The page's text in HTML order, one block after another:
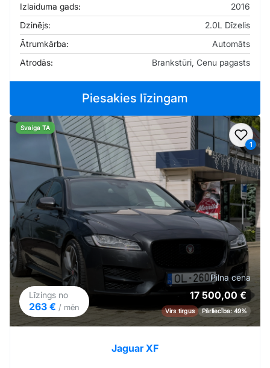
Izlaiduma gads:
2016
Dzinējs:
2.0L Dīzelis
Ātrumkārba:
Automāts
Atrodās:
Brankstūri, Cenu pagasts
Piesakies līzingam
1
Svaiga TA
Līzings no
263 € / mēn
Pilna cena
17 500,00 €
Virs tirgus Pārliecība: 49%
Jaguar XF